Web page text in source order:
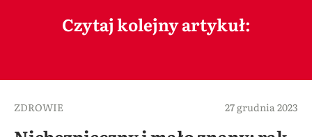
Czytaj kolejny artykuł:
ZDROWIE 27 grudnia 2023